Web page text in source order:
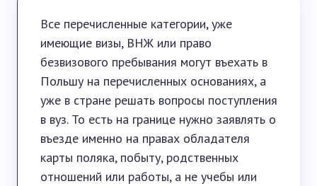
Все перечисленные категории, уже
имеющие визы, ВНЖ или право
безвизового пребывания могут въехать в
Польшу на перечисленных основаниях, а
уже в стране решать вопросы поступления
в вуз. То есть на границе нужно заявлять о
въезде именно на правах обладателя
карты поляка, побыту, родственных
отношений или работы, а не учебы или